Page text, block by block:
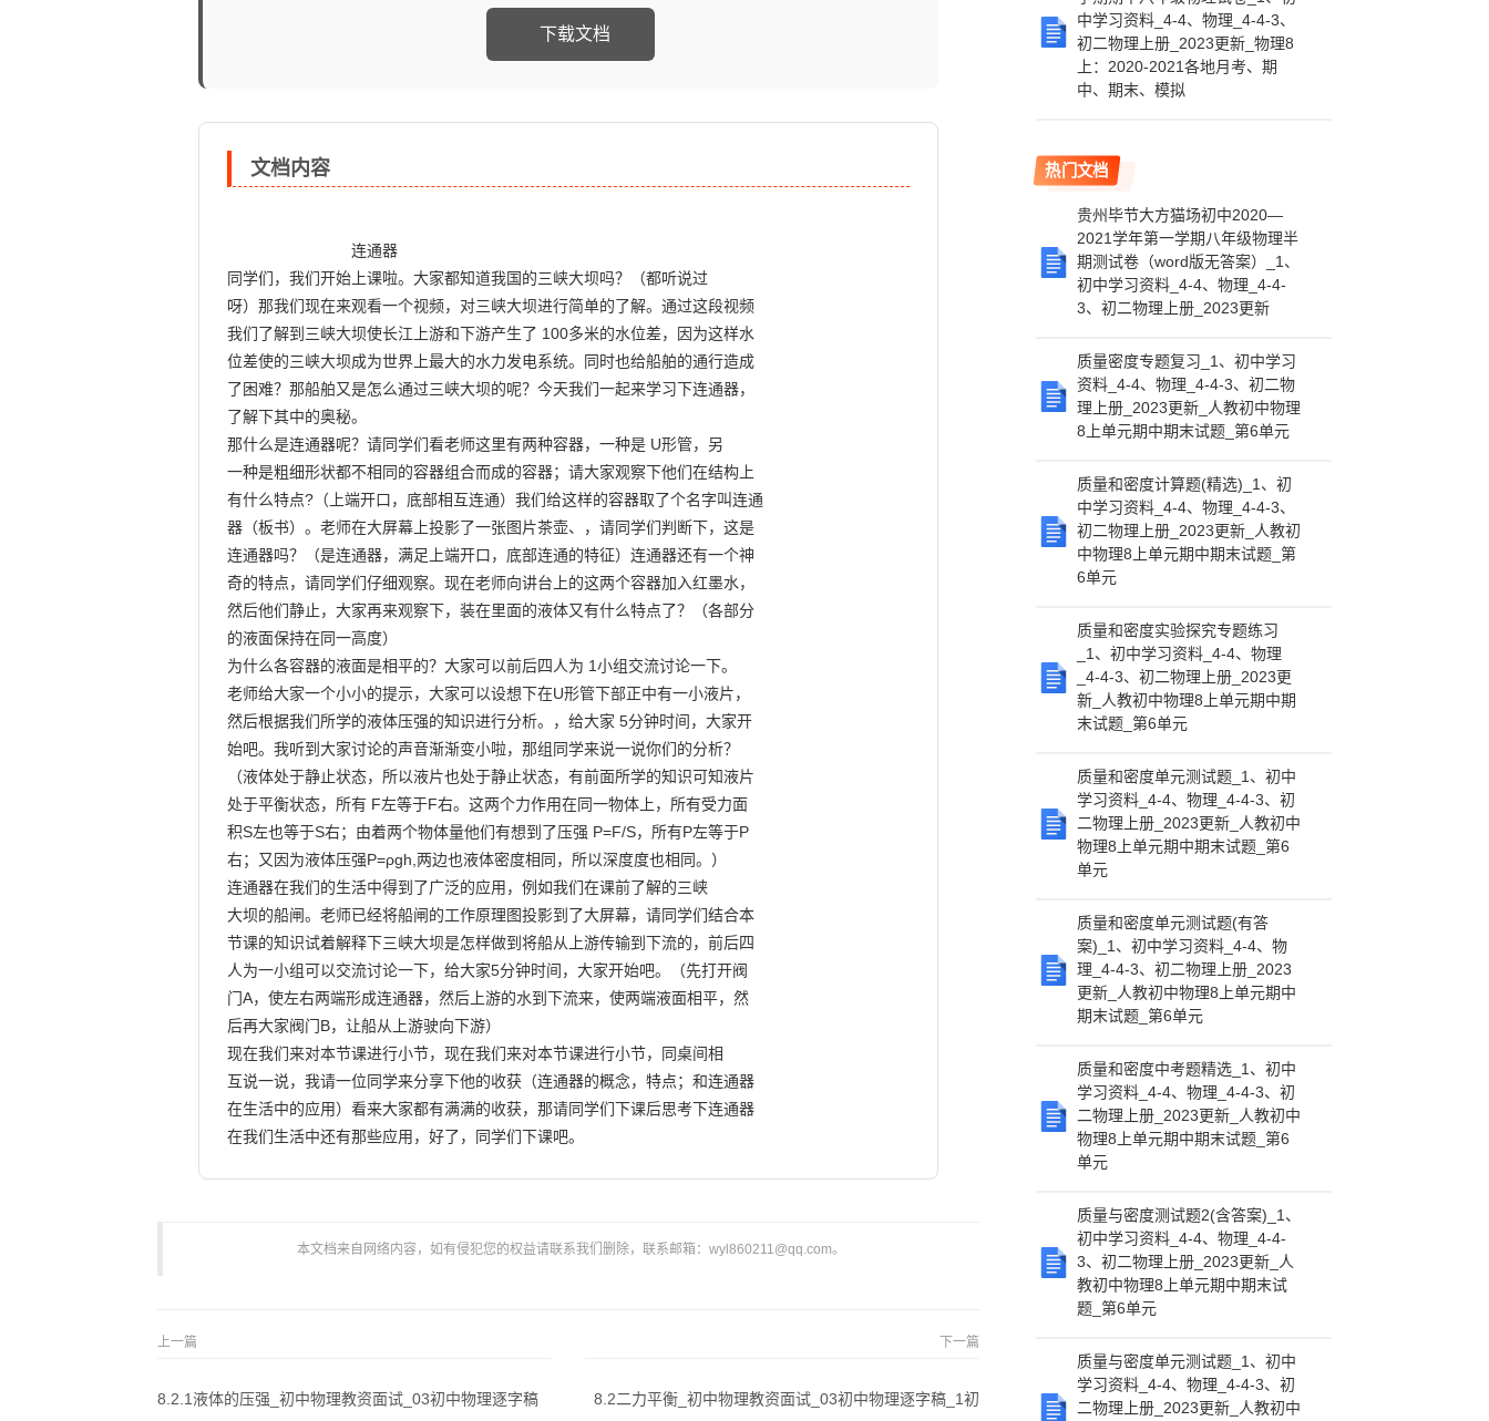
下载文档
文档内容
                            连通器
同学们，我们开始上课啦。大家都知道我国的三峡大坝吗？（都听说过
呀）那我们现在来观看一个视频，对三峡大坝进行简单的了解。通过这段视频
我们了解到三峡大坝使长江上游和下游产生了 100多米的水位差，因为这样水
位差使的三峡大坝成为世界上最大的水力发电系统。同时也给船舶的通行造成
了困难？那船舶又是怎么通过三峡大坝的呢？今天我们一起来学习下连通器，
了解下其中的奥秘。
那什么是连通器呢？请同学们看老师这里有两种容器，一种是 U形管，另
一种是粗细形状都不相同的容器组合而成的容器；请大家观察下他们在结构上
有什么特点?（上端开口，底部相互连通）我们给这样的容器取了个名字叫连通
器（板书）。老师在大屏幕上投影了一张图片茶壶、，请同学们判断下，这是
连通器吗？（是连通器，满足上端开口，底部连通的特征）连通器还有一个神
奇的特点，请同学们仔细观察。现在老师向讲台上的这两个容器加入红墨水，
然后他们静止，大家再来观察下，装在里面的液体又有什么特点了？（各部分
的液面保持在同一高度）
为什么各容器的液面是相平的？大家可以前后四人为 1小组交流讨论一下。
老师给大家一个小小的提示，大家可以设想下在U形管下部正中有一小液片，
然后根据我们所学的液体压强的知识进行分析。，给大家 5分钟时间，大家开
始吧。我听到大家讨论的声音渐渐变小啦，那组同学来说一说你们的分析？
（液体处于静止状态，所以液片也处于静止状态，有前面所学的知识可知液片
处于平衡状态，所有 F左等于F右。这两个力作用在同一物体上，所有受力面
积S左也等于S右；由着两个物体量他们有想到了压强 P=F/S，所有P左等于P
右；又因为液体压强P=ρgh,两边也液体密度相同，所以深度度也相同。）
连通器在我们的生活中得到了广泛的应用，例如我们在课前了解的三峡
大坝的船闸。老师已经将船闸的工作原理图投影到了大屏幕，请同学们结合本
节课的知识试着解释下三峡大坝是怎样做到将船从上游传输到下流的，前后四
人为一小组可以交流讨论一下，给大家5分钟时间，大家开始吧。（先打开阀
门A，使左右两端形成连通器，然后上游的水到下流来，使两端液面相平，然
后再大家阀门B，让船从上游驶向下游）
现在我们来对本节课进行小节，现在我们来对本节课进行小节，同桌间相
互说一说，我请一位同学来分享下他的收获（连通器的概念，特点；和连通器
在生活中的应用）看来大家都有满满的收获，那请同学们下课后思考下连通器
在我们生活中还有那些应用，好了，同学们下课吧。
本文档来自网络内容，如有侵犯您的权益请联系我们删除，联系邮箱：wyl860211@qq.com。
上一篇
8.2.1液体的压强_初中物理教资面试_03初中物理逐字稿
下一篇
8.2二力平衡_初中物理教资面试_03初中物理逐字稿_1初
中学习资料_4-4、物理_4-4-3、
初二物理上册_2023更新_物理8
上：2020-2021各地月考、期
中、期末、模拟
热门文档
贵州毕节大方猫场初中2020—
2021学年第一学期八年级物理半
期测试卷（word版无答案）_1、
初中学习资料_4-4、物理_4-4-
3、初二物理上册_2023更新
质量密度专题复习_1、初中学习
资料_4-4、物理_4-4-3、初二物
理上册_2023更新_人教初中物理
8上单元期中期末试题_第6单元
质量和密度计算题(精选)_1、初
中学习资料_4-4、物理_4-4-3、
初二物理上册_2023更新_人教初
中物理8上单元期中期末试题_第
6单元
质量和密度实验探究专题练习
_1、初中学习资料_4-4、物理
_4-4-3、初二物理上册_2023更
新_人教初中物理8上单元期中期
末试题_第6单元
质量和密度单元测试题_1、初中
学习资料_4-4、物理_4-4-3、初
二物理上册_2023更新_人教初中
物理8上单元期中期末试题_第6
单元
质量和密度单元测试题(有答
案)_1、初中学习资料_4-4、物
理_4-4-3、初二物理上册_2023
更新_人教初中物理8上单元期中
期末试题_第6单元
质量和密度中考题精选_1、初中
学习资料_4-4、物理_4-4-3、初
二物理上册_2023更新_人教初中
物理8上单元期中期末试题_第6
单元
质量与密度测试题2(含答案)_1、
初中学习资料_4-4、物理_4-4-
3、初二物理上册_2023更新_人
教初中物理8上单元期中期末试
题_第6单元
质量与密度单元测试题_1、初中
学习资料_4-4、物理_4-4-3、初
二物理上册_2023更新_人教初中